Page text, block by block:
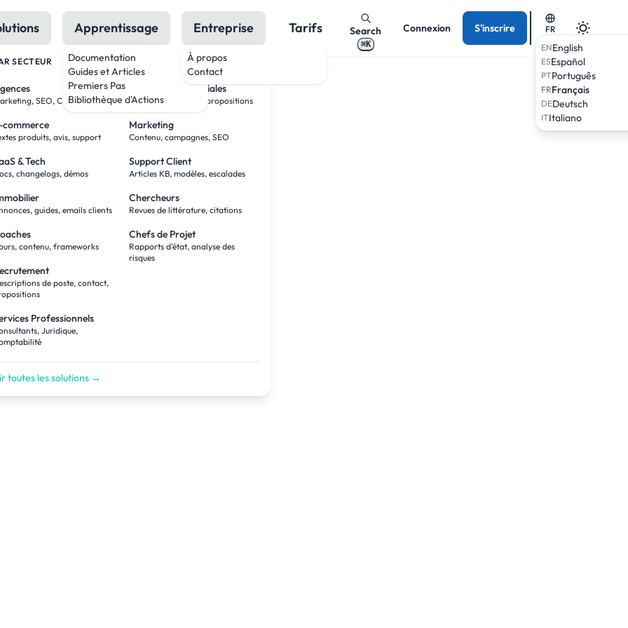
SECTEUR
SEO, Créatif, Podcast
commerce
produits, avis, support
& Tech
changelogs, démos
guides, emails clients
contenu, frameworks
de poste, contact,
Professionnels
Juridique,
PAR RÔLE
Équipes Commerciales
Recherche, contact, propositions
Marketing
Contenu, campagnes, SEO
Support Client
Articles KB, modèles, escalades
Chercheurs
Revues de littérature, citations
Chefs de Projet
Rapports d'état, analyse des
risques
toutes les solutions →
Apprentissage
Documentation
Guides et Articles
Premiers Pas
Bibliothèque d'Actions
Entreprise
À propos
Contact
Tarifs Search
⌘K
Connexion S'inscrire
FR
ENEnglish
ESEspañol
PTPortuguês
FRFrançais
DEDeutsch
ITItaliano